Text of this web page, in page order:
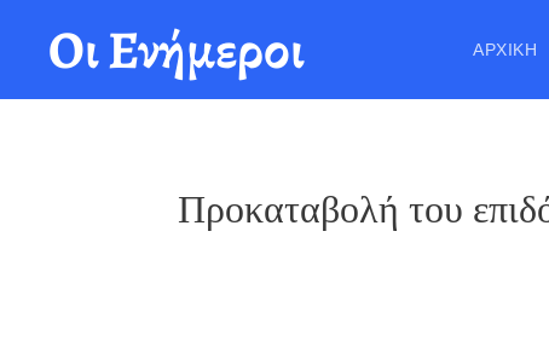
Οι Ενήμεροι ΑΡΧΙΚΉ
Προκαταβολή του